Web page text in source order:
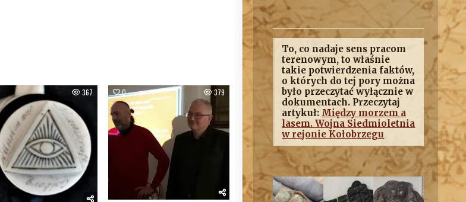
367 0 379
To, co nadaje sens pracom
terenowym, to właśnie
takie potwierdzenia faktów,
o których do tej pory można
było przeczytać wyłącznie w
dokumentach. Przeczytaj
artykuł: Między morzem a
lasem. Wojna Siedmioletnia
w rejonie Kołobrzegu